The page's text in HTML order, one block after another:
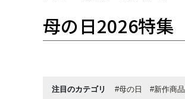
母の日2026特集
注目のカテゴリ #母の日 #新作商品